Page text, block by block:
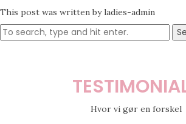
This post was written by ladies-admin
Hvor vi gør en forskel